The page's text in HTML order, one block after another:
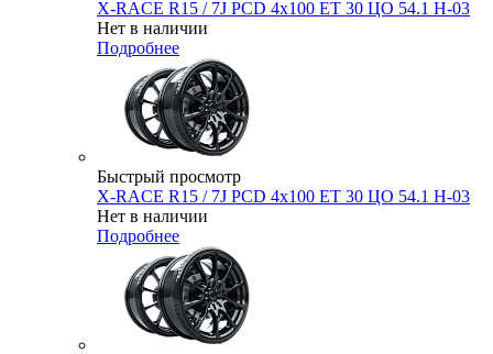
X-RACE R15 / 7J PCD 4x100 ЕТ 30 ЦО 54.1 H-03
Нет в наличии
Подробнее
Быстрый просмотр
X-RACE R15 / 7J PCD 4x100 ЕТ 30 ЦО 54.1 H-03
Нет в наличии
Подробнее